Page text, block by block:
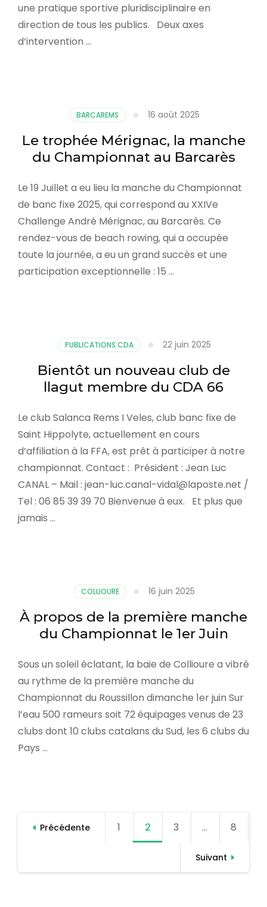
une pratique sportive pluridisciplinaire en
direction de tous les publics. Deux axes
d’intervention …
BARCAREMS 16 août 2025
Le trophée Mérignac, la manche
du Championnat au Barcarès
Le 19 Juillet a eu lieu la manche du Championnat
de banc fixe 2025, qui correspond au XXIVe
Challenge André Mérignac, au Barcarès. Ce
rendez-vous de beach rowing, qui a occupée
toute la journée, a eu un grand succès et une
participation exceptionnelle : 15 …
PUBLICATIONS CDA 22 juin 2025
Bientôt un nouveau club de
llagut membre du CDA 66
Le club Salanca Rems I Veles, club banc fixe de
Saint Hippolyte, actuellement en cours
d’affiliation à la FFA, est prêt à participer à notre
championnat. Contact : Président : Jean Luc
CANAL – Mail : jean-luc.canal-vidal@laposte.net /
Tel : 06 85 39 39 70 Bienvenue à eux. Et plus que
jamais …
COLLIOURE 16 juin 2025
À propos de la première manche
du Championnat le 1er Juin
Sous un soleil éclatant, la baie de Collioure a vibré
au rythme de la première manche du
Championnat du Roussillon dimanche 1er juin Sur
l’eau 500 rameurs soit 72 équipages venus de 23
clubs dont 10 clubs catalans du Sud, les 6 clubs du
Pays …
i
Précédente 1 Pag
2 Pag
3 … Pag
8
Suivant